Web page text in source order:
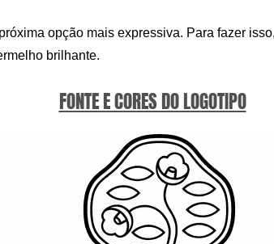
opção mais expressiva. Para fazer
brilhante.
FONTE E CORES DO LOGOTIPO